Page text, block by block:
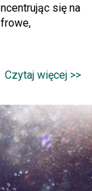
się na
Czytaj więcej >>